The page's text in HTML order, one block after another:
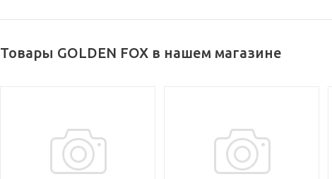
Товары GOLDEN FOX в нашем магазине